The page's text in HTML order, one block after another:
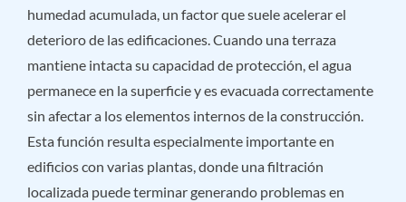
humedad acumulada, un factor que suele acelerar el
deterioro de las edificaciones. Cuando una terraza
mantiene intacta su capacidad de protección, el agua
permanece en la superficie y es evacuada correctamente
sin afectar a los elementos internos de la construcción.
Esta función resulta especialmente importante en
edificios con varias plantas, donde una filtración
localizada puede terminar generando problemas en